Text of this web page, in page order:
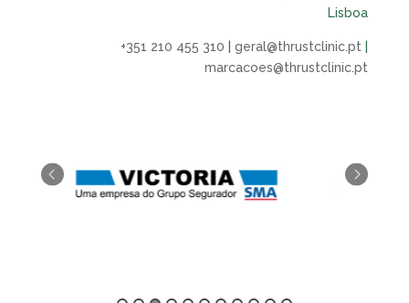
Lisboa
+351 210 455 310 | geral@thrustclinic.pt |
marcacoes@thrustclinic.pt